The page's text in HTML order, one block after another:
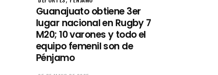
Guanajuato obtiene 3er
lugar nacional en Rugby 7
M20; 10 varones y todo el
equipo femenil son de
Pénjamo